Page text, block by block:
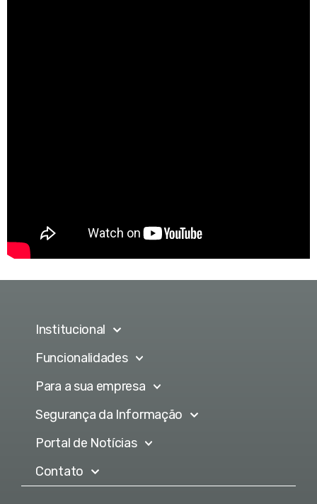
Institucional
Funcionalidades
Para a sua empresa
Segurança da Informação
Portal de Notícias
Contato